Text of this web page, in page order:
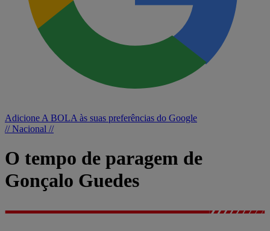
Adicione A BOLA às suas preferências do Google
// Nacional //
O tempo de paragem de
Gonçalo Guedes